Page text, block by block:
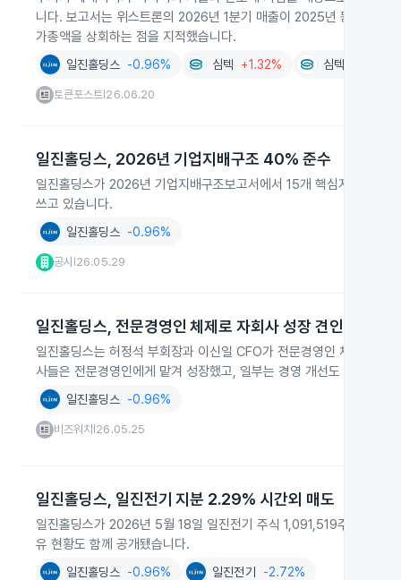
니다. 보고서는 위스트론의 2026년 1분기 매출이 2025년 동기 대비
가총액을 상회하는 점을 지적했습니다.
일진홀딩스 -0.96% 심텍 +1.32% 심텍홀딩스
토큰포스트 26.06.20
일진홀딩스, 2026년 기업지배구조 40% 준수
일진홀딩스가 2026년 기업지배구조보고서에서 15개 핵심지표 중 6
쓰고 있습니다.
일진홀딩스 -0.96%
공시 26.05.29
일진홀딩스, 전문경영인 체제로 자회사 성장 견인
일진홀딩스는 허정석 부회장과 이신일 CFO가 전문경영인 체제를 유
사들은 전문경영인에게 맡겨 성장했고, 일부는 경영 개선도 진행 중입
일진홀딩스 -0.96%
비즈워치 26.05.25
일진홀딩스, 일진전기 지분 2.29% 시간외 매도
일진홀딩스가 2026년 5월 18일 일진전기 주식 1,091,519주를 시
유 현황도 함께 공개됐습니다.
일진홀딩스 -0.96% 일진전기 -2.72%